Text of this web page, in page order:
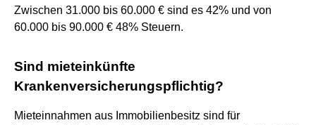
Zwischen 31.000 bis 60.000 € sind es 42% und von
60.000 bis 90.000 € 48% Steuern.
Sind mieteinkünfte
Krankenversicherungspflichtig?
Mieteinnahmen aus Immobilienbesitz sind für